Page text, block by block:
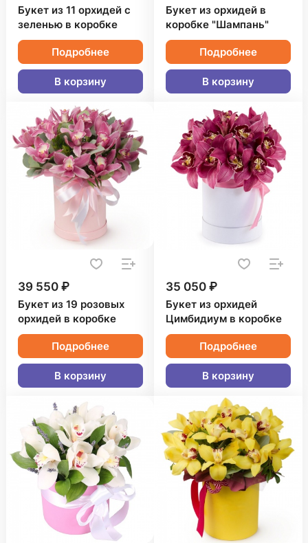
Букет из 11 орхидей с
зеленью в коробке
Подробнее
В корзину
Букет из орхидей в
коробке "Шампань"
Подробнее
В корзину
39 550 ₽
Букет из 19 розовых
орхидей в коробке
Подробнее
В корзину
35 050 ₽
Букет из орхидей
Цимбидиум в коробке
Подробнее
В корзину